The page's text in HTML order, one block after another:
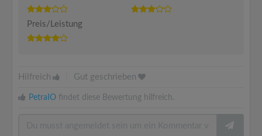
Preis/Leistung
Hilfreich Gut geschrieben
PetraIO findet diese Bewertung hilfreich.